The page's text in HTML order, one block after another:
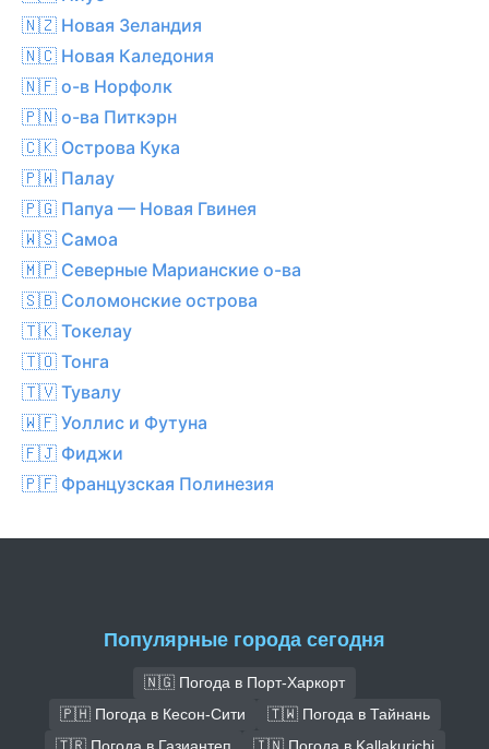
🇳🇿 Новая Зеландия
🇳🇨 Новая Каледония
🇳🇫 о-в Норфолк
🇵🇳 о-ва Питкэрн
🇨🇰 Острова Кука
🇵🇼 Палау
🇵🇬 Папуа — Новая Гвинея
🇼🇸 Самоа
🇲🇵 Северные Марианские о-ва
🇸🇧 Соломонские острова
🇹🇰 Токелау
🇹🇴 Тонга
🇹🇻 Тувалу
🇼🇫 Уоллис и Футуна
🇫🇯 Фиджи
🇵🇫 Французская Полинезия
Популярные города сегодня
🇳🇬 Погода в Порт-Харкорт
🇵🇭 Погода в Кесон-Сити
🇹🇼 Погода в Тайнань
🇹🇷 Погода в Газиантеп
🇮🇳 Погода в Kallakurichi